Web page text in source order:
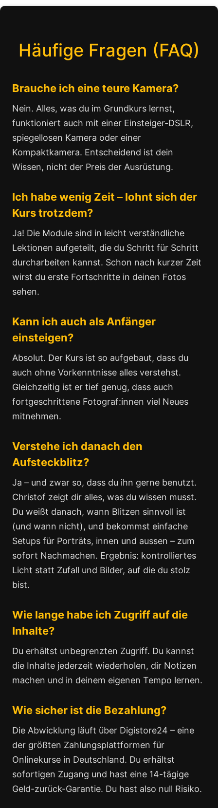
Häufige Fragen (FAQ)
Brauche ich eine teure Kamera?
Nein. Alles, was du im Grundkurs lernst,
funktioniert auch mit einer Einsteiger-DSLR,
spiegellosen Kamera oder einer
Kompaktkamera. Entscheidend ist dein
Wissen, nicht der Preis der Ausrüstung.
Ich habe wenig Zeit – lohnt sich der
Kurs trotzdem?
Ja! Die Module sind in leicht verständliche
Lektionen aufgeteilt, die du Schritt für Schritt
durcharbeiten kannst. Schon nach kurzer Zeit
wirst du erste Fortschritte in deinen Fotos
sehen.
Kann ich auch als Anfänger
einsteigen?
Absolut. Der Kurs ist so aufgebaut, dass du
auch ohne Vorkenntnisse alles verstehst.
Gleichzeitig ist er tief genug, dass auch
fortgeschrittene Fotograf:innen viel Neues
mitnehmen.
Verstehe ich danach den
Aufsteckblitz?
Ja – und zwar so, dass du ihn gerne benutzt.
Christof zeigt dir alles, was du wissen musst.
Du weißt danach, wann Blitzen sinnvoll ist
(und wann nicht), und bekommst einfache
Setups für Porträts, innen und aussen – zum
sofort Nachmachen. Ergebnis: kontrolliertes
Licht statt Zufall und Bilder, auf die du stolz
bist.
Wie lange habe ich Zugriff auf die
Inhalte?
Du erhältst unbegrenzten Zugriff. Du kannst
die Inhalte jederzeit wiederholen, dir Notizen
machen und in deinem eigenen Tempo lernen.
Wie sicher ist die Bezahlung?
Die Abwicklung läuft über Digistore24 – eine
der größten Zahlungsplattformen für
Onlinekurse in Deutschland. Du erhältst
sofortigen Zugang und hast eine 14-tägige
Geld-zurück-Garantie. Du hast also null Risiko.